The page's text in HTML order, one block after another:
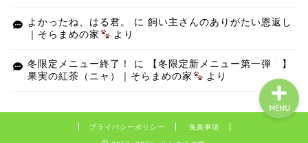
よかったね、はる君。 に 飼い主さんのありがたい恩返し
｜そらまめの家
より
冬限定メニュー終了！ に
【冬限定新メニュー第一弾！】
果実の紅茶（ニャ）｜そらまめの家
より
プライバシーポリシー 免責事項
MENU